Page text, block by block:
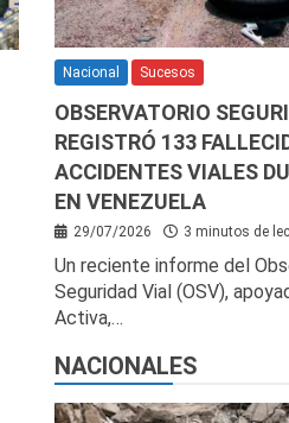
Nacional Sucesos
OBSERVATORIO
REGISTRÓ 133
ACCIDENTES VIALES
EN VENEZUELA
29/07/2026 3 minutos de
Un reciente informe del
Seguridad Vial (OSV),
Activa,…
NACIONALES